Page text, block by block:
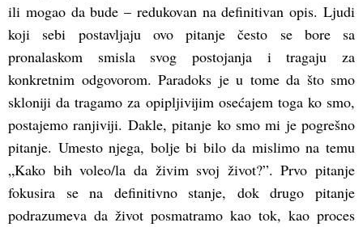
ili mogao da bude – redukovan na definitivan opis. Ljudi
koji sebi postavljaju ovo pitanje često se bore sa
pronalaskom smisla svog postojanja i tragaju za
konkretnim odgovorom. Paradoks je u tome da što smo
skloniji da tragamo za opipljivijim osećajem toga ko smo,
postajemo ranjiviji. Dakle, pitanje ko smo mi je pogrešno
pitanje. Umesto njega, bolje bi bilo da mislimo na temu
„Kako bih voleo/la da živim svoj život?”. Prvo pitanje
fokusira se na definitivno stanje, dok drugo pitanje
podrazumeva da život posmatramo kao tok, kao proces